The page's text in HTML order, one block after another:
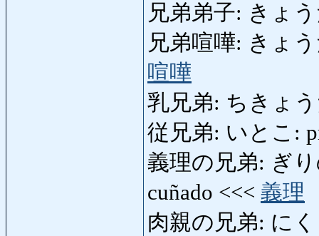
兄弟弟子: きょ
兄弟喧嘩: きょ
喧嘩
乳兄弟: ちきょう
従兄弟: いとこ:
義理の兄弟: ぎ
cuñado <<< 義理
肉親の兄弟: に